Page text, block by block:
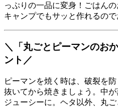
っぷりの一品に変身！ごはん
キャンプでもサッと作れるので
＼「丸ごとピーマンのお
ント／
ピーマンを焼く時は、破裂を
抜いてから焼きましょう。中
ジューシーに。ヘタ以外、丸